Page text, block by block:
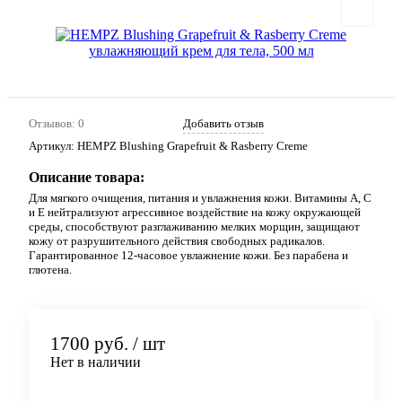
Отзывов: 0
Добавить отзыв
Артикул: HEMPZ Blushing Grapefruit & Rasberry Creme
Описание товара:
Для мягкого очищения, питания и увлажнения кожи. Витамины А, С
и Е нейтрализуют агрессивное воздействие на кожу окружающей
среды, способствуют разглаживанию мелких морщин, защищают
кожу от разрушительного действия свободных радикалов.
Гарантированное 12-часовое увлажнение кожи. Без парабена и
глютена.
1700 руб. / шт
Нет в наличии